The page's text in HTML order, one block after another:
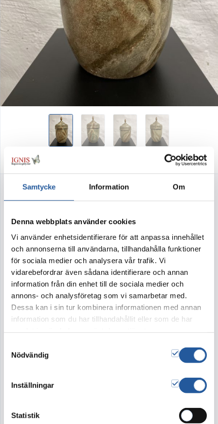
Samtycke Information Om
Denna webbplats använder cookies
Vi använder enhetsidentifierare för att anpassa innehållet
och annonserna till användarna, tillhandahålla funktioner
för sociala medier och analysera vår trafik. Vi
vidarebefordrar även sådana identifierare och annan
information från din enhet till de sociala medier och
annons- och analysföretag som vi samarbetar med.
Dessa kan i sin tur kombinera informationen med annan
information som du har tillhandahållit eller som de har
Nödvändig
Inställningar
Statistik
Brun marmor
Unik urna
Med hjälp av olika hantverkstekniker har IGNIS
Blommor vidareutvecklat den uppskattade
kollektionen med handmålade urnor och skapat
en helt ny serie unika urnor.
Brun marmor– är en unik urna skapad och
tillverkad av våra florister på IGNIS Blommor. I
grunden är det vår vackra barkurna tillverkad
lånad från naturen.